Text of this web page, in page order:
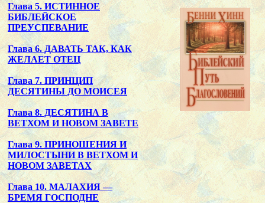
Глава 5. ИСТИННОЕ
БИБЛЕЙСКОЕ
ПРЕУСПЕВАНИЕ
Глава 6. ДАВАТЬ ТАК, КАК
ЖЕЛАЕТ ОТЕЦ
Глава 7. ПРИНЦИП
ДЕСЯТИНЫ ДО МОИСЕЯ
Глава 8. ДЕСЯТИНА В
ВЕТХОМ И НОВОМ ЗАВЕТЕ
Глава 9. ПРИНОШЕНИЯ И
МИЛОСТЫНИ В ВЕТХОМ И
НОВОМ ЗАВЕТАХ
Глава 10. МАЛАХИЯ —
БРЕМЯ ГОСПОДНЕ